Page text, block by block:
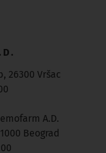
26300 Vršac
A.D.
Beograd